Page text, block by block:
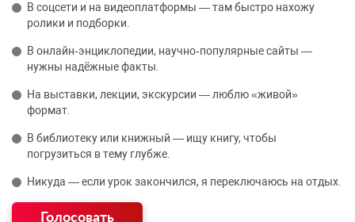
В соцсети и на видеоплатформы — там быстро нахожу
ролики и подборки.
В онлайн‑энциклопедии, научно‑популярные сайты —
нужны надёжные факты.
На выставки, лекции, экскурсии — люблю «живой»
формат.
В библиотеку или книжный — ищу книгу, чтобы
погрузиться в тему глубже.
Никуда — если урок закончился, я переключаюсь на отдых.